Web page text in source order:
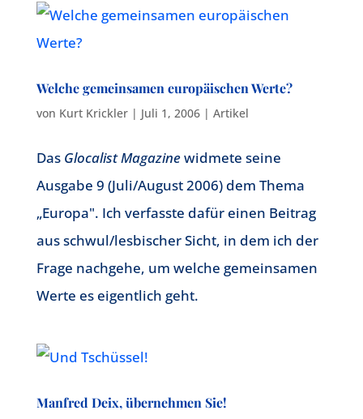
Welche gemeinsamen europäischen Werte?
von Kurt Krickler| Juli 1, 2006| Artikel
Das Glocalist Magazinewidmete seine
Ausgabe 9 (Juli/August 2006) dem Thema
„Europa". Ich verfasste dafür einen Beitrag
aus schwul/lesbischer Sicht, in dem ich der
Frage nachgehe, um welche gemeinsamen
Werte es eigentlich geht.
Manfred Deix, übernehmen Sie!